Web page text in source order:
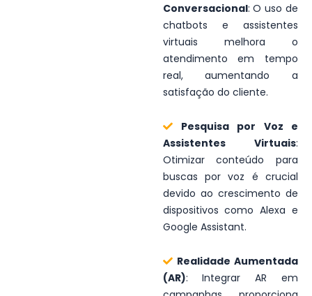
Conversacional: O uso de
chatbots e assistentes
virtuais melhora o
atendimento em tempo
real, aumentando a
satisfação do cliente.
Pesquisa por Voz e
Assistentes Virtuais:
Otimizar conteúdo para
buscas por voz é crucial
devido ao crescimento de
dispositivos como Alexa e
Google Assistant.
Realidade Aumentada
(AR): Integrar AR em